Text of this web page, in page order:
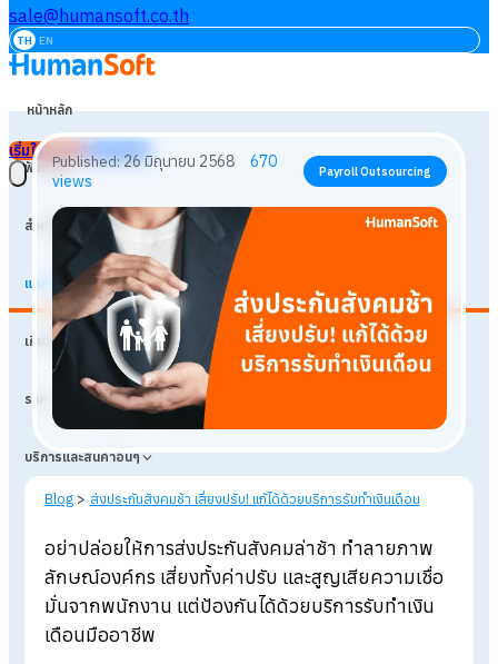
sale@humansoft.co.th
TH EN
หน้าหลัก
ฟังก์ชัน
สำหรับธุรกิจ
แหล่งเรียนรู้
เกี่ยวกับเรา
ราคา
บริการและสินค้าอื่นๆ
เริ่มใช้งานฟรี เข้าสู่ระบบ
Published:26 มิถุนายน 2568 670
views Payroll Outsourcing